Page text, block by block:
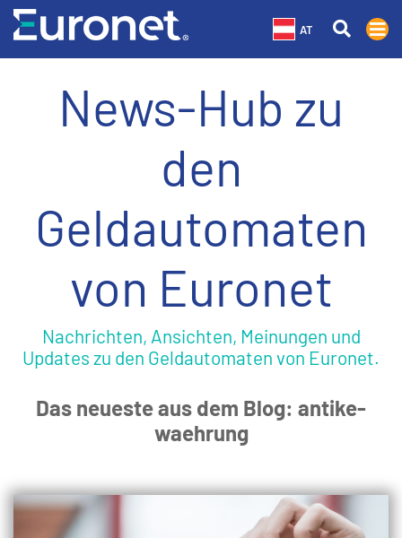
AT
News-Hub zu
den
Geldautomaten
von Euronet
Nachrichten, Ansichten, Meinungen und
Updates zu den Geldautomaten von Euronet.
Das neueste aus dem Blog: antike-
waehrung